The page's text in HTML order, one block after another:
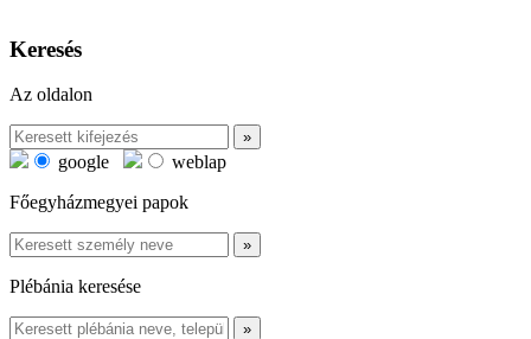
Keresés
Az oldalon
google
weblap
Főegyházmegyei papok
Plébánia keresése